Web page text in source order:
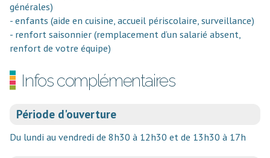
générales)
- enfants (aide en cuisine, accueil périscolaire, surveillance)
- renfort saisonnier (remplacement d’un salarié absent,
renfort de votre équipe)
Infos complémentaires
Période d'ouverture
Du lundi au vendredi de 8h30 à 12h30 et de 13h30 à 17h